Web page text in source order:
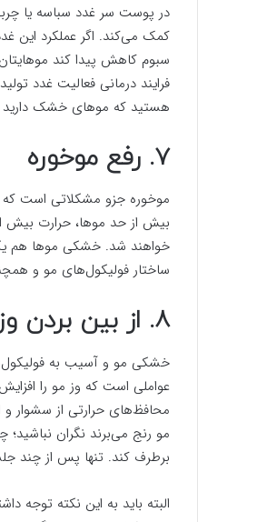
در پوست سر غدد سباسه یا
کمک می‌کند. اگر عملکرد این
سبوم کاهش پیدا کند
فرایند درمانی فعالیت غدد
هستید که موهای خشک دارید
۷. رفع موخوره
موخوره جزو مشکلاتی است که
بیش از حد موها، حرارت بیش
خواهند شد. خشکی موها هم
ساختار فولیکول‌های مو و
۸. از بین بردن وز مو و صاف و براق کردن آن
خشکی مو و آسیب به
عواملی است که وز مو را
محافظ‌های حرارتی از سشوار و
مو رنج می‌برند نگران
برطرف کند. تنها پس از چند
البته باید به این نکته توجه